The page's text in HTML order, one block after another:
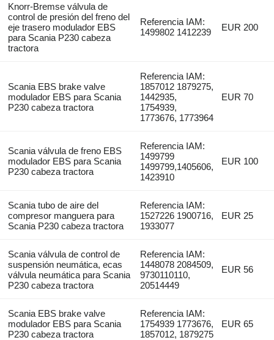
Knorr-Bremse válvula de
control de presión del freno del
eje trasero modulador EBS
para Scania P230 cabeza
tractora
Referencia IAM:
1499802 1412239
EUR 200
Scania EBS brake valve
modulador EBS para Scania
P230 cabeza tractora
Referencia IAM:
1857012 1879275,
1442935,
1754939,
1773676, 1773964
EUR 70
Scania válvula de freno EBS
modulador EBS para Scania
P230 cabeza tractora
Referencia IAM:
1499799
1499799,1405606,
1423910
EUR 100
Scania tubo de aire del
compresor manguera para
Scania P230 cabeza tractora
Referencia IAM:
1527226 1900716,
1933077
EUR 25
Scania válvula de control de
suspensión neumática, ecas
válvula neumática para Scania
P230 cabeza tractora
Referencia IAM:
1448078 2084509,
9730110110,
20514449
EUR 56
Scania EBS brake valve
modulador EBS para Scania
P230 cabeza tractora
Referencia IAM:
1754939 1773676,
1857012, 1879275
EUR 65